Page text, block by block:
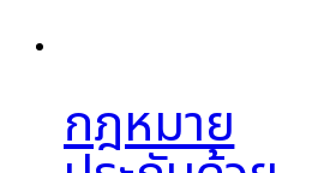
กฎหมาย